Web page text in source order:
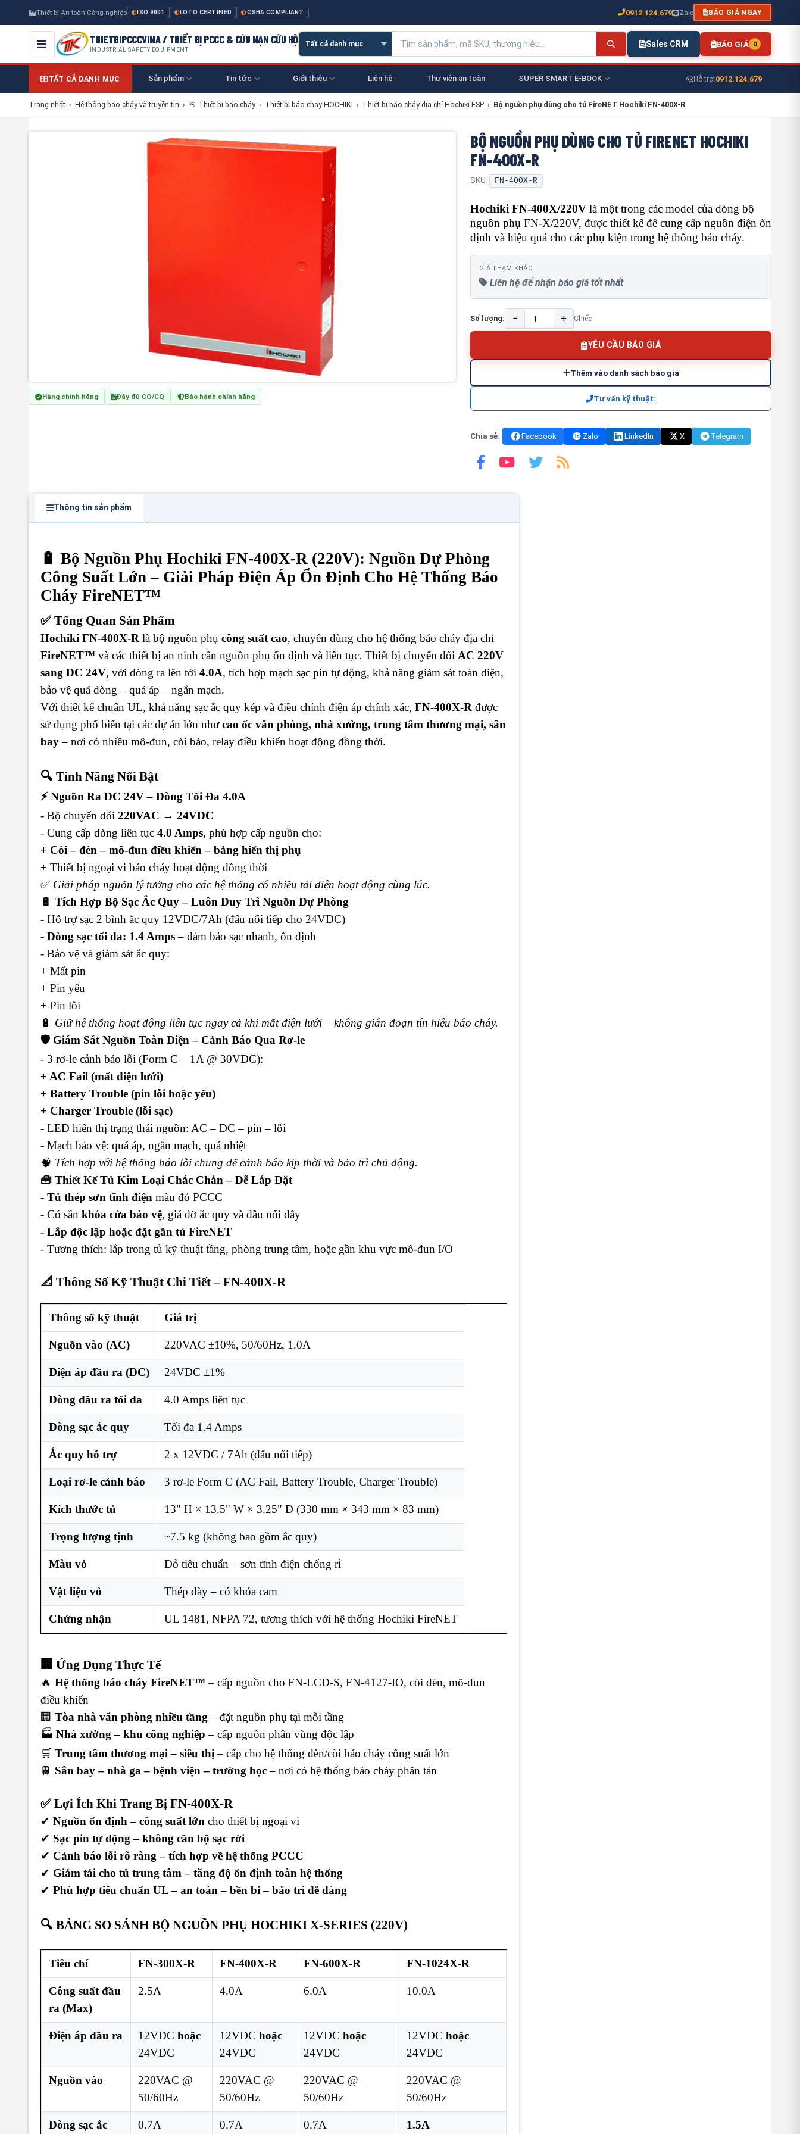
Thiết bị An toàn Công nghiệp ISO 9001 LOTO CERTIFIED OSHA COMPLIANT 0912.124.679 Zalo BÁO GIÁ NGAY
THIETBIPCCCVINA / THIẾT BỊ PCCC & CỨU NẠN CỨU HỘ
INDUSTRIAL SAFETY EQUIPMENT
Sales CRM BÁO GIÁ 0
TẤT CẢ DANH MỤC Sản phẩm Tin tức Giới thiệu Liên hệ Thư viên an toàn SUPER SMART E-BOOK Hỗ trợ:0912.124.679
Trang nhất › Hệ thống báo cháy và truyền tin › 🚨 Thiết bị báo cháy › Thiết bị báo cháy HOCHIKI › Thiết bị báo cháy địa chỉ Hochiki ESP › Bộ nguồn phụ dùng cho tủ FireNET Hochiki FN-400X-R
Hàng chính hãng Đầy đủ CO/CQ Bảo hành chính hãng
BỘ NGUỒN PHỤ DÙNG CHO TỦ FIRENET HOCHIKI
FN-400X-R
SKU: FN-400X-R
Hochiki FN-400X/220V là một trong các model của dòng bộ
nguồn phụ FN-X/220V, được thiết kế để cung cấp nguồn điện ổn
định và hiệu quả cho các phụ kiện trong hệ thống báo cháy.
GIÁ THAM KHẢO
Liên hệ để nhận báo giá tốt nhất
Số lượng: − + Chiếc
YÊU CẦU BÁO GIÁ
Thêm vào danh sách báo giá
Tư vấn kỹ thuật:
Chia sẻ: Facebook Zalo LinkedIn X Telegram
Thông tin sản phẩm
🔋 Bộ Nguồn Phụ Hochiki FN-400X-R (220V): Nguồn Dự Phòng
Công Suất Lớn – Giải Pháp Điện Áp Ổn Định Cho Hệ Thống Báo
Cháy FireNET™
✅ Tổng Quan Sản Phẩm
Hochiki FN-400X-R là bộ nguồn phụ công suất cao, chuyên dùng cho hệ thống báo cháy địa chỉ
FireNET™ và các thiết bị an ninh cần nguồn phụ ổn định và liên tục. Thiết bị chuyển đổi AC 220V
sang DC 24V, với dòng ra lên tới 4.0A, tích hợp mạch sạc pin tự động, khả năng giám sát toàn diện,
bảo vệ quá dòng – quá áp – ngắn mạch.
Với thiết kế chuẩn UL, khả năng sạc ắc quy kép và điều chỉnh điện áp chính xác, FN-400X-R được
sử dụng phổ biến tại các dự án lớn nhưcao ốc văn phòng, nhà xưởng, trung tâm thương mại, sân
bay– nơi có nhiều mô-đun, còi báo, relay điều khiển hoạt động đồng thời.
🔍 Tính Năng Nổi Bật
⚡ Nguồn Ra DC 24V – Dòng Tối Đa 4.0A
- Bộ chuyển đổi 220VAC → 24VDC
- Cung cấp dòng liên tục 4.0 Amps, phù hợp cấp nguồn cho:
+ Còi – đèn – mô-đun điều khiển – bảng hiển thị phụ
+ Thiết bị ngoại vi báo cháy hoạt động đồng thời
✅ Giải pháp nguồn lý tưởng cho các hệ thống có nhiều tải điện hoạt động cùng lúc.
🔋 Tích Hợp Bộ Sạc Ắc Quy – Luôn Duy Trì Nguồn Dự Phòng
- Hỗ trợ sạc 2 bình ắc quy 12VDC/7Ah (đấu nối tiếp cho 24VDC)
- Dòng sạc tối đa: 1.4 Amps– đảm bảo sạc nhanh, ổn định
- Bảo vệ và giám sát ắc quy:
+ Mất pin
+ Pin yếu
+ Pin lỗi
🔋 Giữ hệ thống hoạt động liên tục ngay cả khi mất điện lưới – không gián đoạn tín hiệu báo cháy.
🛡 Giám Sát Nguồn Toàn Diện – Cảnh Báo Qua Rơ-le
- 3 rơ-le cảnh báo lỗi (Form C – 1A @ 30VDC):
+ AC Fail (mất điện lưới)
+ Battery Trouble (pin lỗi hoặc yếu)
+ Charger Trouble (lỗi sạc)
- LED hiển thị trạng thái nguồn: AC – DC – pin – lỗi
- Mạch bảo vệ: quá áp, ngắn mạch, quá nhiệt
🧠 Tích hợp với hệ thống báo lỗi chung để cảnh báo kịp thời và bảo trì chủ động.
🧰 Thiết Kế Tủ Kim Loại Chắc Chắn – Dễ Lắp Đặt
- Tủ thép sơn tĩnh điện màu đỏ PCCC
- Có sẵn khóa cửa bảo vệ, giá đỡ ắc quy và đầu nối dây
- Lắp độc lập hoặc đặt gần tủ FireNET
- Tương thích: lắp trong tủ kỹ thuật tầng, phòng trung tâm, hoặc gần khu vực mô-đun I/O
📐 Thông Số Kỹ Thuật Chi Tiết – FN-400X-R
Thông số kỹ thuật Giá trị
Nguồn vào (AC) 220VAC ±10%, 50/60Hz, 1.0A
Điện áp đầu ra (DC) 24VDC ±1%
Dòng đầu ra tối đa 4.0 Amps liên tục
Dòng sạc ắc quy Tối đa 1.4 Amps
Ắc quy hỗ trợ 2 x 12VDC / 7Ah (đấu nối tiếp)
Loại rơ-le cảnh báo 3 rơ-le Form C (AC Fail, Battery Trouble, Charger Trouble)
Kích thước tủ 13" H × 13.5" W × 3.25" D (330 mm × 343 mm × 83 mm)
Trọng lượng tịnh ~7.5 kg (không bao gồm ắc quy)
Màu vỏ Đỏ tiêu chuẩn – sơn tĩnh điện chống rỉ
Vật liệu vỏ Thép dày – có khóa cam
Chứng nhận UL 1481, NFPA 72, tương thích với hệ thống Hochiki FireNET
🏢 Ứng Dụng Thực Tế
🔥 Hệ thống báo cháy FireNET™– cấp nguồn cho FN-LCD-S, FN-4127-IO, còi đèn, mô-đun
điều khiển
🏢 Tòa nhà văn phòng nhiều tầng– đặt nguồn phụ tại mỗi tầng
🏭 Nhà xưởng – khu công nghiệp – cấp nguồn phân vùng độc lập
🛒 Trung tâm thương mại – siêu thị– cấp cho hệ thống đèn/còi báo cháy công suất lớn
🚆 Sân bay – nhà ga – bệnh viện – trường học– nơi có hệ thống báo cháy phân tán
✅ Lợi Ích Khi Trang Bị FN-400X-R
✔ Nguồn ổn định – công suất lớn cho thiết bị ngoại vi
✔ Sạc pin tự động – không cần bộ sạc rời
✔ Cảnh báo lỗi rõ ràng – tích hợp về hệ thống PCCC
✔ Giảm tải cho tủ trung tâm – tăng độ ổn định toàn hệ thống
✔ Phù hợp tiêu chuẩn UL – an toàn – bền bỉ – bảo trì dễ dàng
🔍 BẢNG SO SÁNH BỘ NGUỒN PHỤ HOCHIKI X-SERIES (220V)
Tiêu chí FN-300X-R FN-400X-R FN-600X-R FN-1024X-R
Công suất đầu
ra (Max)
2.5A 4.0A 6.0A 10.0A
Điện áp đầu ra 12VDC hoặc
24VDC
12VDC hoặc
24VDC
12VDC hoặc
24VDC
12VDC hoặc
24VDC
Nguồn vào
220VAC @
50/60Hz
220VAC @
50/60Hz
220VAC @
50/60Hz
220VAC @
50/60Hz
Dòng sạc ắc 0.7A 0.7A 0.7A 1.5A